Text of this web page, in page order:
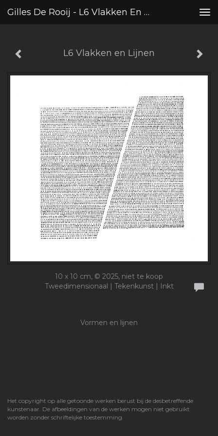
Gilles De Rooij - L6 Vlakken En Lijnen
L6 Vlakken en Lijnen
10 x 10 cm, © 2025, niet te koop
Tweedimensionaal | Tekenkunst | Inkt
Vormen en lijnen
Het copyright op alle getoonde werken berust bij de desbetreffende
kunstenaar. De afbeeldingen van de werken mogen niet gebruikt
worden zonder schriftelijke toestemming.